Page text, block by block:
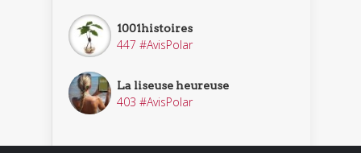
1001histoires
447 #AvisPolar
La liseuse heureuse
403 #AvisPolar